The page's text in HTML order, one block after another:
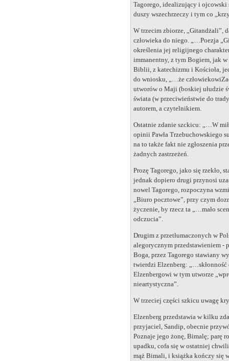
Tagorego, idealizujący i
duszy wszechrzeczy i tym co
W trzecim zbiorze, „Gitandżali”,
człowieka do niego. „…Poezja
określenia jej religijnego
immanentny, z tym Bogiem, jak
Biblii, z katechizmu i Kościoła,
do wniosku, „…że
utworów o Maji (boskiej ułudzie
świata (w przeciwieństwie do
autorem, a czytelnikiem.
Ostatnie zdanie szckicu: „…W
opinii Pawła Trzebuchowskiego
na to także fakt nie zgłoszenia
żadnych zastrzeżeń.
Prozę Tagorego, jako się rzekło,
jednak dopiero drugi przynosi
nowel Tagorego, rozpoczyna
„Biuro pocztowe”, przy czym
życzenie, by rzecz ta „…mało
odczucia”.
Drugim z przetłumaczonych w
alegorycznym przedstawieniem -
Boga, przez Tagorego stawiany
twierdzi Elzenberg: „…skłonność
Elzenbergowi w tym utworze
nieartystyczna”.
W trzeciej części szkicu uwagę
Elzenberg przedstawia w kilku
przyjaciel, Sandip, obecnie
Poznaje jego żonę, Bimalę; parę
upadku, cofa się w ostatniej
mąż Bimali, i książka kończy się